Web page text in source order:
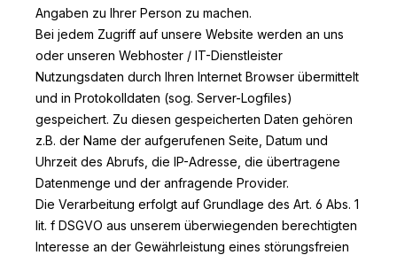
Angaben zu Ihrer Person zu machen.
Bei jedem Zugriff auf unsere Website werden an uns
oder unseren Webhoster / IT-Dienstleister
Nutzungsdaten durch Ihren Internet Browser übermittelt
und in Protokolldaten (sog. Server-Logfiles)
gespeichert. Zu diesen gespeicherten Daten gehören
z.B. der Name der aufgerufenen Seite, Datum und
Uhrzeit des Abrufs, die IP-Adresse, die übertragene
Datenmenge und der anfragende Provider.
Die Verarbeitung erfolgt auf Grundlage des Art. 6 Abs. 1
lit. f DSGVO aus unserem überwiegenden berechtigten
Interesse an der Gewährleistung eines störungsfreien